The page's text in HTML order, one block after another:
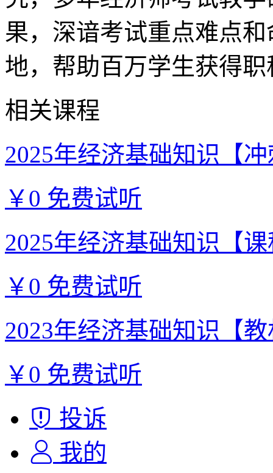
果，深谙考试重点难点
地，帮助百万学生获得
相关课程
2025年经济基础知识【
￥0 免费试听
2025年经济基础知识【
￥0 免费试听
2023年经济基础知识【
￥0 免费试听
投诉
我的